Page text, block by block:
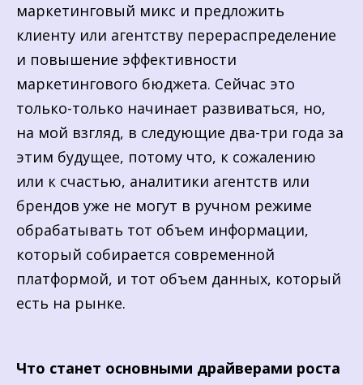
маркетинговый микс и предложить
клиенту или агентству перераспределение
и повышение эффективности
маркетингового бюджета. Сейчас это
только-только начинает развиваться, но,
на мой взгляд, в следующие два-три года за
этим будущее, потому что, к сожалению
или к счастью, аналитики агентств или
брендов уже не могут в ручном режиме
обрабатывать тот объем информации,
который собирается современной
платформой, и тот объем данных, который
есть на рынке.
Что станет основными драйверами роста